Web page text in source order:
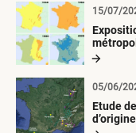
15/07/
Etude
05/06/